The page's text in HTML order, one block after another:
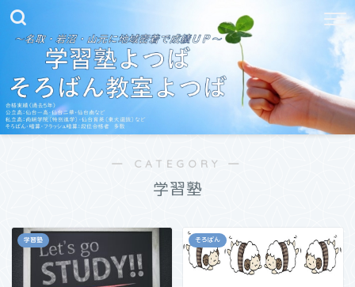
― CATEGORY ―
学習塾
学習塾 そろばん